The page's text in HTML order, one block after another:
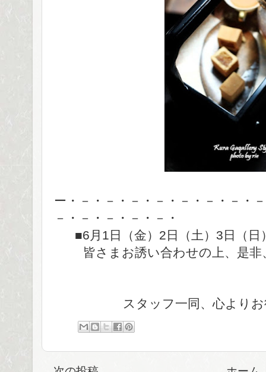
ー・－・－・－・－・－・－・－・
－・－・－・－・－・
■6月1日（金）2日（土）3日（
皆さまお誘い合わせの上、是
スタッフ一同、心より